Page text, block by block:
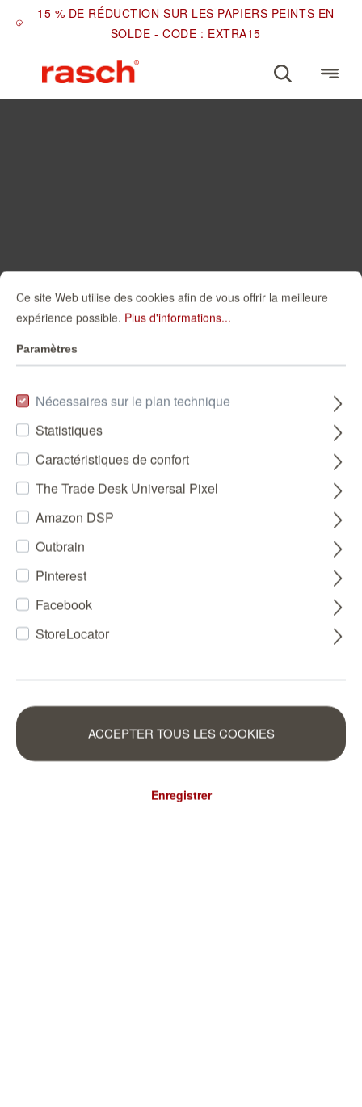
15 % DE RÉDUCTION SUR LES PAPIERS PEINTS EN
SOLDE - CODE : EXTRA15
Ce site Web utilise des cookies afin de vous offrir la meilleure
expérience possible. Plus d'informations...
Paramètres
Nécessaires sur le plan technique
Statistiques
Caractéristiques de confort
The Trade Desk Universal Pixel
Amazon DSP
Outbrain
Pinterest
Facebook
StoreLocator
ACCEPTER TOUS LES COOKIES
Enregistrer